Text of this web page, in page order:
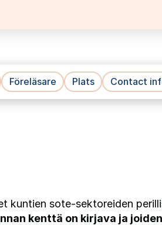
Föreläsare Plats Contact
kuntien sote-sektoreiden
kenttä on kirjava ja